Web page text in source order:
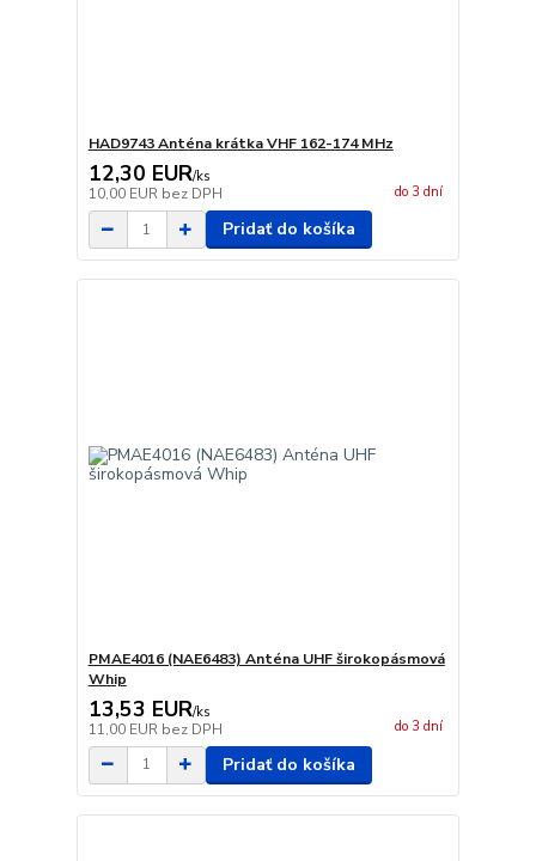
HAD9743 Anténa krátka VHF 162-174 MHz
12,30 EUR/ks
10,00 EUR bez DPH do 3 dní
Pridať do košíka
PMAE4016 (NAE6483) Anténa UHF širokopásmová
Whip
13,53 EUR/ks
11,00 EUR bez DPH do 3 dní
Pridať do košíka